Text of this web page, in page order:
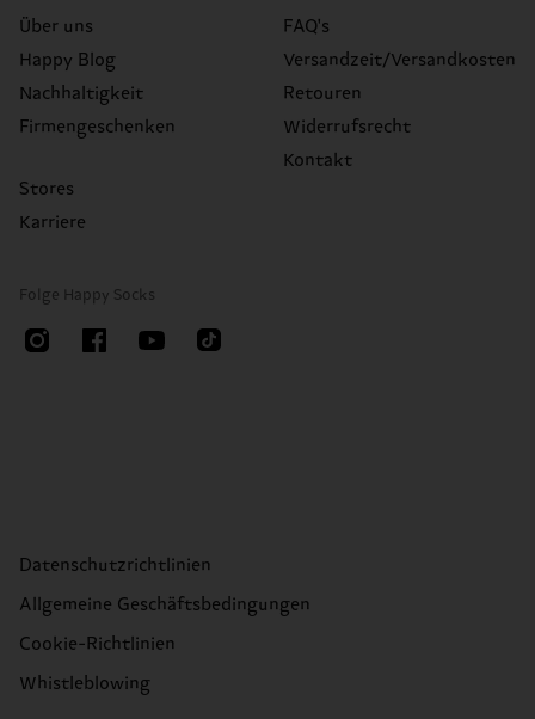
Über uns
Happy Blog
Nachhaltigkeit
Firmengeschenken
Stores
Karriere
FAQ's
Versandzeit/Versandkosten
Retouren
Widerrufsrecht
Kontakt
Folge Happy Socks
Datenschutzrichtlinien
Allgemeine Geschäftsbedingungen
Cookie-Richtlinien
Whistleblowing